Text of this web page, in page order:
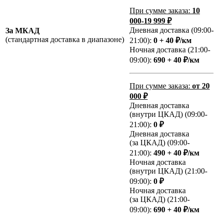
За МКАД
(стандартная доставка в диапазоне)
При сумме заказа: 10
000-19 999 ₽
Дневная доставка (09:00-
21:00): 0 + 40 ₽/км
Ночная доставка (21:00-
09:00): 690 + 40 ₽/км
При сумме заказа: от 20
000 ₽
Дневная доставка
(внутри ЦКАД) (09:00-
21:00): 0 ₽
Дневная доставка
(за ЦКАД) (09:00-
21:00): 490 + 40 ₽/км
Ночная доставка
(внутри ЦКАД) (21:00-
09:00): 0 ₽
Ночная доставка
(за ЦКАД) (21:00-
09:00): 690 + 40 ₽/км